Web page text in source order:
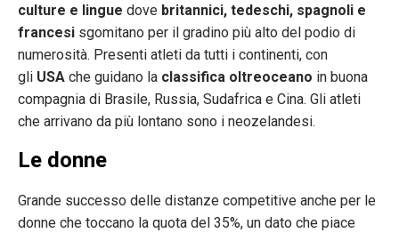
culture e lingue dove britannici, tedeschi, spagnoli e
francesi sgomitano per il gradino più alto del podio di
numerosità. Presenti atleti da tutti i continenti, con
gli USA che guidano la classifica oltreoceano in buona
compagnia di Brasile, Russia, Sudafrica e Cina. Gli atleti
che arrivano da più lontano sono i neozelandesi.
Le donne
Grande successo delle distanze competitive anche per le
donne che toccano la quota del 35%, un dato che piace